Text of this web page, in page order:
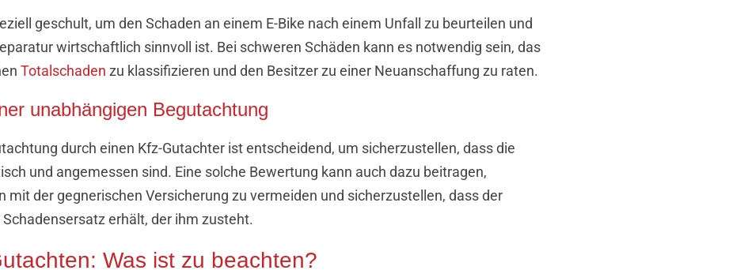
geschult, um den Schaden an einem E-Bike nach einem Unfall zu beurteilen und
wirtschaftlich sinnvoll ist. Bei schweren Schäden kann es notwendig sein, das
Totalschaden zu klassifizieren und den Besitzer zu einer Neuanschaffung zu raten.
unabhängigen Begutachtung
durch einen Kfz-Gutachter ist entscheidend, um sicherzustellen, dass die
und angemessen sind. Eine solche Bewertung kann auch dazu beitragen,
mit der gegnerischen Versicherung zu vermeiden und sicherzustellen, dass der
erhält, der ihm zusteht.
Was ist zu beachten?